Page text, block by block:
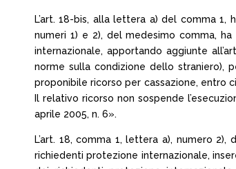
L’art. 18-bis, alla lettera a) del comma
numeri 1) e 2), del medesimo comma,
internazionale, apportando aggiunte
norme sulla condizione dello straniero),
proponibile ricorso per cassazione, entro
Il relativo ricorso non sospende
aprile 2005, n. 6».
L’art. 18, comma 1, lettera a), numero
richiedenti protezione internazionale,